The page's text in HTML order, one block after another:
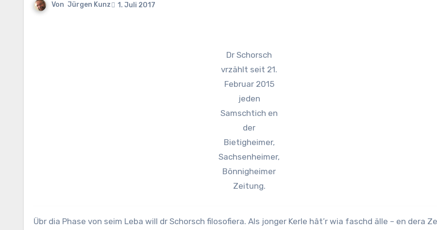
Von Jürgen Kunz 1. Juli 2017
Dr Schorsch
vrzählt seit 21.
Februar 2015
jeden
Samschtich en
der
Bietigheimer,
Sachsenheimer,
Bönnigheimer
Zeitung.
Übr dia Phase von seim Leba will dr Schorsch filosofiera. Als jonger Kerle hât’r wia faschd älle – en dera Zeit von